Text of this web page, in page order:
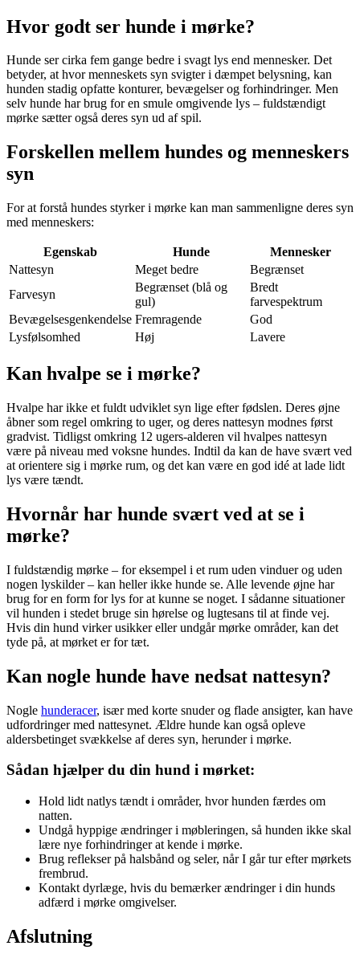
Hvor godt ser hunde i mørke?
Hunde ser cirka fem gange bedre i svagt lys end mennesker. Det
betyder, at hvor menneskets syn svigter i dæmpet belysning, kan
hunden stadig opfatte konturer, bevægelser og forhindringer. Men
selv hunde har brug for en smule omgivende lys – fuldstændigt
mørke sætter også deres syn ud af spil.
Forskellen mellem hundes og menneskers
syn
For at forstå hundes styrker i mørke kan man sammenligne deres syn
med menneskers:
Egenskab Hunde
Mennesker
Nattesyn
Meget bedre
Begrænset
Farvesyn
Begrænset (blå og
gul)
Bredt
farvespektrum
Bevægelsesgenkendelse Fremragende
God
Lysfølsomhed
Høj Lavere
Kan hvalpe se i mørke?
Hvalpe har ikke et fuldt udviklet syn lige efter fødslen. Deres øjne
åbner som regel omkring to uger, og deres nattesyn modnes først
gradvist. Tidligst omkring 12 ugers-alderen vil hvalpes nattesyn
være på niveau med voksne hundes. Indtil da kan de have svært ved
at orientere sig i mørke rum, og det kan være en god idé at lade lidt
lys være tændt.
Hvornår har hunde svært ved at se i
mørke?
I fuldstændig mørke – for eksempel i et rum uden vinduer og uden
nogen lyskilder – kan heller ikke hunde se. Alle levende øjne har
brug for en form for lys for at kunne se noget. I sådanne situationer
vil hunden i stedet bruge sin hørelse og lugtesans til at finde vej.
Hvis din hund virker usikker eller undgår mørke områder, kan det
tyde på, at mørket er for tæt.
Kan nogle hunde have nedsat nattesyn?
Nogle hunderacer, især med korte snuder og flade ansigter, kan have
udfordringer med nattesynet. Ældre hunde kan også opleve
aldersbetinget svækkelse af deres syn, herunder i mørke.
Sådan hjælper du din hund i mørket:
Hold lidt natlys tændt i områder, hvor hunden færdes om
natten.
Undgå hyppige ændringer i møbleringen, så hunden ikke skal
lære nye forhindringer at kende i mørke.
Brug reflekser på halsbånd og seler, når I går tur efter mørkets
frembrud.
Kontakt dyrlæge, hvis du bemærker ændringer i din hunds
adfærd i mørke omgivelser.
Afslutning